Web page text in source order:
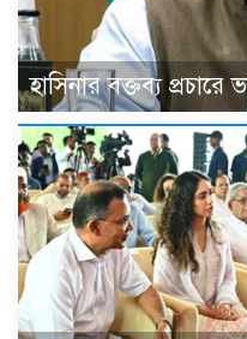
হাসিনার বক্তব্য